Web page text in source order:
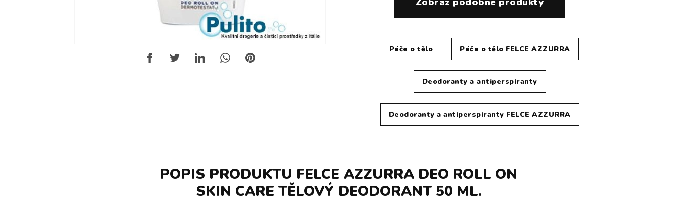
Péče o tělo Péče o tělo FELCE AZZURRA
Deodoranty a antiperspiranty
Deodoranty a antiperspiranty FELCE AZZURRA
POPIS PRODUKTU FELCE AZZURRA DEO ROLL ON
SKIN CARE TĚLOVÝ DEODORANT 50 ML.